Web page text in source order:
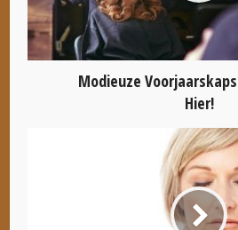
Modieuze
Hier!